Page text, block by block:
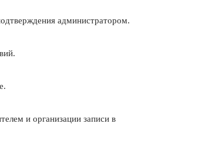
администратором.
и организации записи в